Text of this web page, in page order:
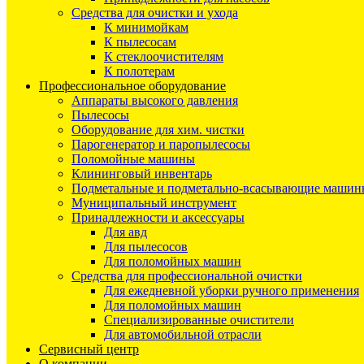
Средства для очистки и ухода
К минимойкам
К пылесосам
К стеклоочистителям
К полотерам
Профессиональное оборудование
Аппараты высокого давления
Пылесосы
Оборудование для хим. чистки
Парогенератор и паропылесосы
Поломойные машины
Клининговый инвентарь
Подметальные и подметально-всасывающие
Муниципальный инструмент
Принадлежности и аксессуары
Для авд
Для пылесосов
Для поломойных машин
Средства для профессиональной очистки
Для ежедневной уборки ручного применения
Для поломойных машин
Специализированные очистители
Для автомобильной отрасли
Сервисный центр